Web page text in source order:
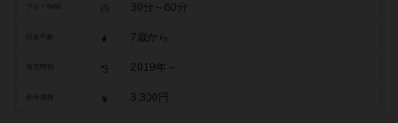
30分～60分
7歳から
2019年～
参考価格 3,300円